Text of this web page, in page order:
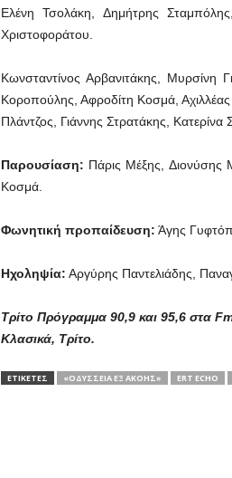
Ελένη Τσολάκη, Δημήτρης
Χριστοφοράτου.
Κωνσταντίνος Αρβανιτάκης, Μυρσίνη
Κοροπούλης, Αφροδίτη Κοσμά,
Πλάντζος, Γιάννης Στρατάκης,
Παρουσίαση: Πάρις Μέξης,
Κοσμά.
Φωνητική προπαίδευση: Άγης
Ηχοληψία: Αργύρης Παντελιάδης,
Τρίτο Πρόγραμμα 90,9 και 95,6 στα
Κλασικά, Τρίτο.
ΕΤΙΚΕΤΕΣ «ΟΔΎΣΣΕΙΑ ΕΞ ΑΚΟΉΣ» ERT ΕCHO